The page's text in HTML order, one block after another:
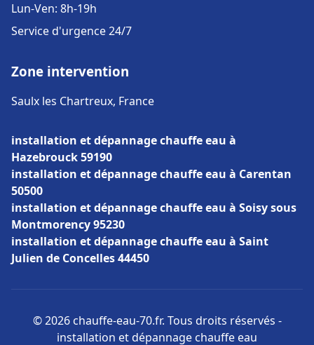
Lun-Ven: 8h-19h
Service d'urgence 24/7
Zone intervention
Saulx les Chartreux, France
installation et dépannage chauffe eau à
Hazebrouck 59190
installation et dépannage chauffe eau à Carentan
50500
installation et dépannage chauffe eau à Soisy sous
Montmorency 95230
installation et dépannage chauffe eau à Saint
Julien de Concelles 44450
© 2026 chauffe-eau-70.fr. Tous droits réservés -
installation et dépannage chauffe eau